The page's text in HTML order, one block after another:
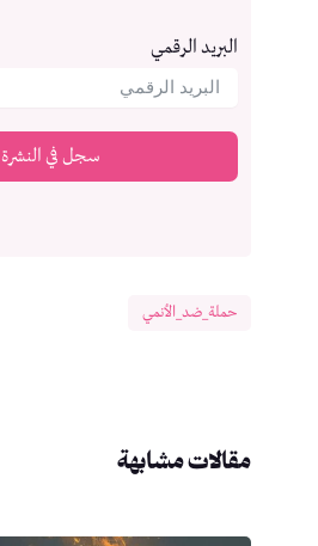
البريد الرقمي
سجل في النشرة
حملة_ضد_الأنمي
مقالات مشابهة